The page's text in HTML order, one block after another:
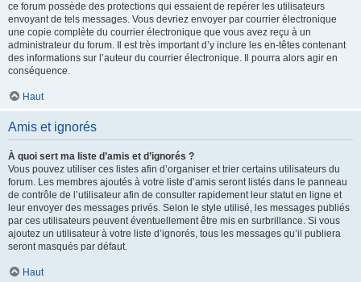
ce forum possède des protections qui essaient de repérer les utilisateurs
envoyant de tels messages. Vous devriez envoyer par courrier électronique
une copie complète du courrier électronique que vous avez reçu à un
administrateur du forum. Il est très important d’y inclure les en-têtes contenant
des informations sur l’auteur du courrier électronique. Il pourra alors agir en
conséquence.
Haut
Amis et ignorés
À quoi sert ma liste d’amis et d’ignorés ?
Vous pouvez utiliser ces listes afin d’organiser et trier certains utilisateurs du
forum. Les membres ajoutés à votre liste d’amis seront listés dans le panneau
de contrôle de l’utilisateur afin de consulter rapidement leur statut en ligne et
leur envoyer des messages privés. Selon le style utilisé, les messages publiés
par ces utilisateurs peuvent éventuellement être mis en surbrillance. Si vous
ajoutez un utilisateur à votre liste d’ignorés, tous les messages qu’il publiera
seront masqués par défaut.
Haut